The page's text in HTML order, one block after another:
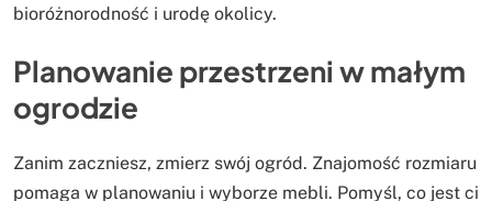
bioróżnorodność i urodę okolicy.
Planowanie przestrzeni w małym
ogrodzie
Zanim zaczniesz, zmierz swój ogród. Znajomość rozmiaru
pomaga w planowaniu i wyborze mebli. Pomyśl, co jest ci